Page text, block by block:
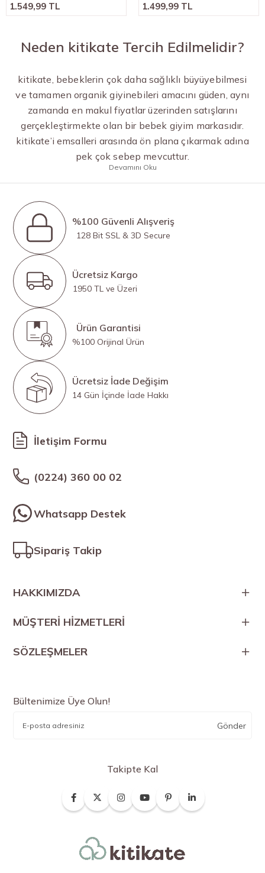
1.549,99 TL 1.499,99 TL
Neden kitikate Tercih Edilmelidir?
kitikate, bebeklerin çok daha sağlıklı büyüyebilmesi
ve tamamen organik giyinebileri amacını güden, aynı
zamanda en makul fiyatlar üzerinden satışlarını
gerçekleştirmekte olan bir bebek giyim markasıdır.
kitikate’i emsalleri arasında ön plana çıkarmak adına
pek çok sebep mevcuttur.
Devamını Oku
%100 Güvenli Alışveriş
128 Bit SSL & 3D Secure
Ücretsiz Kargo
1950 TL ve Üzeri
Ürün Garantisi
%100 Orijinal Ürün
Ücretsiz İade Değişim
14 Gün İçinde İade Hakkı
İletişim Formu
(0224) 360 00 02
Whatsapp Destek
Sipariş Takip
HAKKIMIZDA
MÜŞTERİ HİZMETLERİ
SÖZLEŞMELER
Bültenimize Üye Olun!
Gönder
Takipte Kal